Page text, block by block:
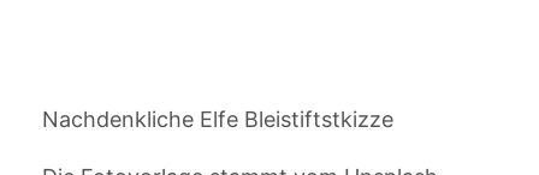
Nachdenkliche Elfe Bleistiftstkizze